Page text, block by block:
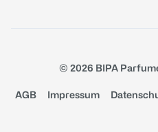
© 2026 BIPA
AGB Impressum